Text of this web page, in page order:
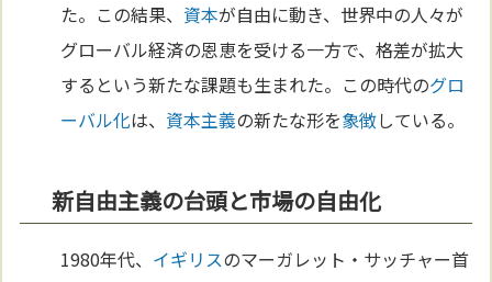
た。この結果、 資本が自由に動き、世界中の人々が
グローバル経済の恩恵を受ける一方で、格差が拡大
するという新たな課題も生まれた。この時代のグロ
ーバル化は、 資本主義の新たな形を象徴している。
新自由主義の台頭と市場の自由化
1980年代、 イギリスのマーガレット・サッチャー首